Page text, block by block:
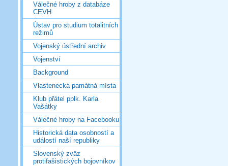
Válečné hroby z databáze
CEVH
Ústav pro studium totalitních
režimů
Vojenský ústřední archiv
Vojenství
Background
Vlastenecká památná místa
Klub přátel pplk. Karla
Vašátky
Válečné hroby na Facebooku
Historická data osobností a
událostí naší republiky
Slovenský zväz
protifašistických bojovníkov